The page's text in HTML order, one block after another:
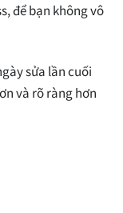
để bạn không vô
sửa lần cuối
và rõ ràng hơn